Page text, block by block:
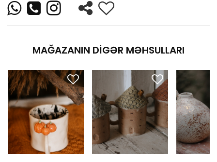
MAĞAZANIN DIGƏR MƏHSULLARI